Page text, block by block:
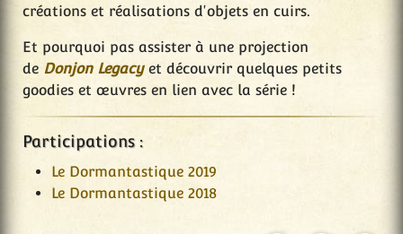
créations et réalisations d'objets en cuirs.
Et pourquoi pas assister à une projection
de Donjon Legacyet découvrir quelques petits
goodies et œuvres en lien avec la série !
Participations :
Le Dormantastique 2019
Le Dormantastique 2018